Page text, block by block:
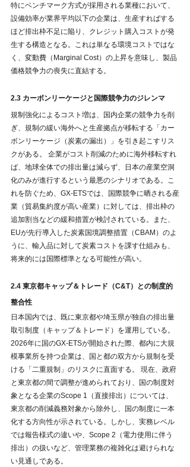
特にベンチマーク方式が採用される業種において、
設備効率が業界平均以下の企業は、生産すればする
ほど排出枠不足に陥り、クレジット購入コストが発
生する構造となる。これは単なる環境コストではな
く、変動費（Marginal Cost）の上昇を意味し、製品
価格競争力の喪失に直結する。
2.3 カーボンリーケージと国際競争力のジレンマ
規制強化によるコスト増は、国内企業の競争力を削
ぎ、規制の緩い海外へと生産拠点が移転する「カー
ボンリーケージ（炭素の漏出）」を引き起こすリス
クがある。 企業がコスト削減のために海外移転すれ
ば、地球全体での排出量は減らず、日本の産業空洞
化のみが進行するという最悪のシナリオである。こ
れを防ぐため、GX-ETSでは、国際競争に晒される産
業（貿易集約度が高い産業）に対しては、排出枠の
追加割当などの緩和措置が検討されている。また、
EUが先行導入した炭素国境調整措置（CBAM）のよ
うに、輸入品に対して炭素コストを課す仕組みも、
将来的には国際標準となる可能性が高い。
2.4 東京都キャップ＆トレード（C&T）との制度的
整合性
日本国内では、既に東京都や埼玉県が独自の排出量
取引制度（キャップ＆トレード）を運用している。
2026年に国のGX-ETSが開始された際、都内に大規
模事業所を持つ企業は、国と都の双方から規制を受
ける「二重規制」のリスクに直面する。 現在、政府
と東京都の間で調整が進められており、国の制度対
象となる企業のScope 1（直接排出）については、
東京都の削減義務対象から除外し、国の制度に一本
化する方向性が示されている。しかし、実務レベル
では報告様式の違いや、Scope 2（電力使用に伴う
排出）の扱いなど、管理業務の複雑化は避けられな
い見通しである。